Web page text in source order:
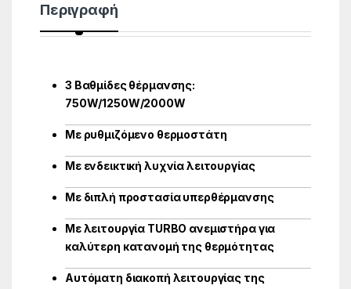
Περιγραφή
3 Βαθμίδες θέρμανσης:
750W/1250W/2000W
Με ρυθμιζόμενο θερμοστάτη
Με ενδεικτική λυχνία λειτουργίας
Με διπλή προστασία υπερθέρμανσης
Με λειτουργία TURBO ανεμιστήρα για
καλύτερη κατανομή της θερμότητας
Αυτόματη διακοπή λειτουργίας της